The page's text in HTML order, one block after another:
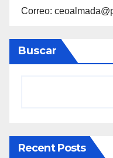
Correo:
Buscar
Recent Posts